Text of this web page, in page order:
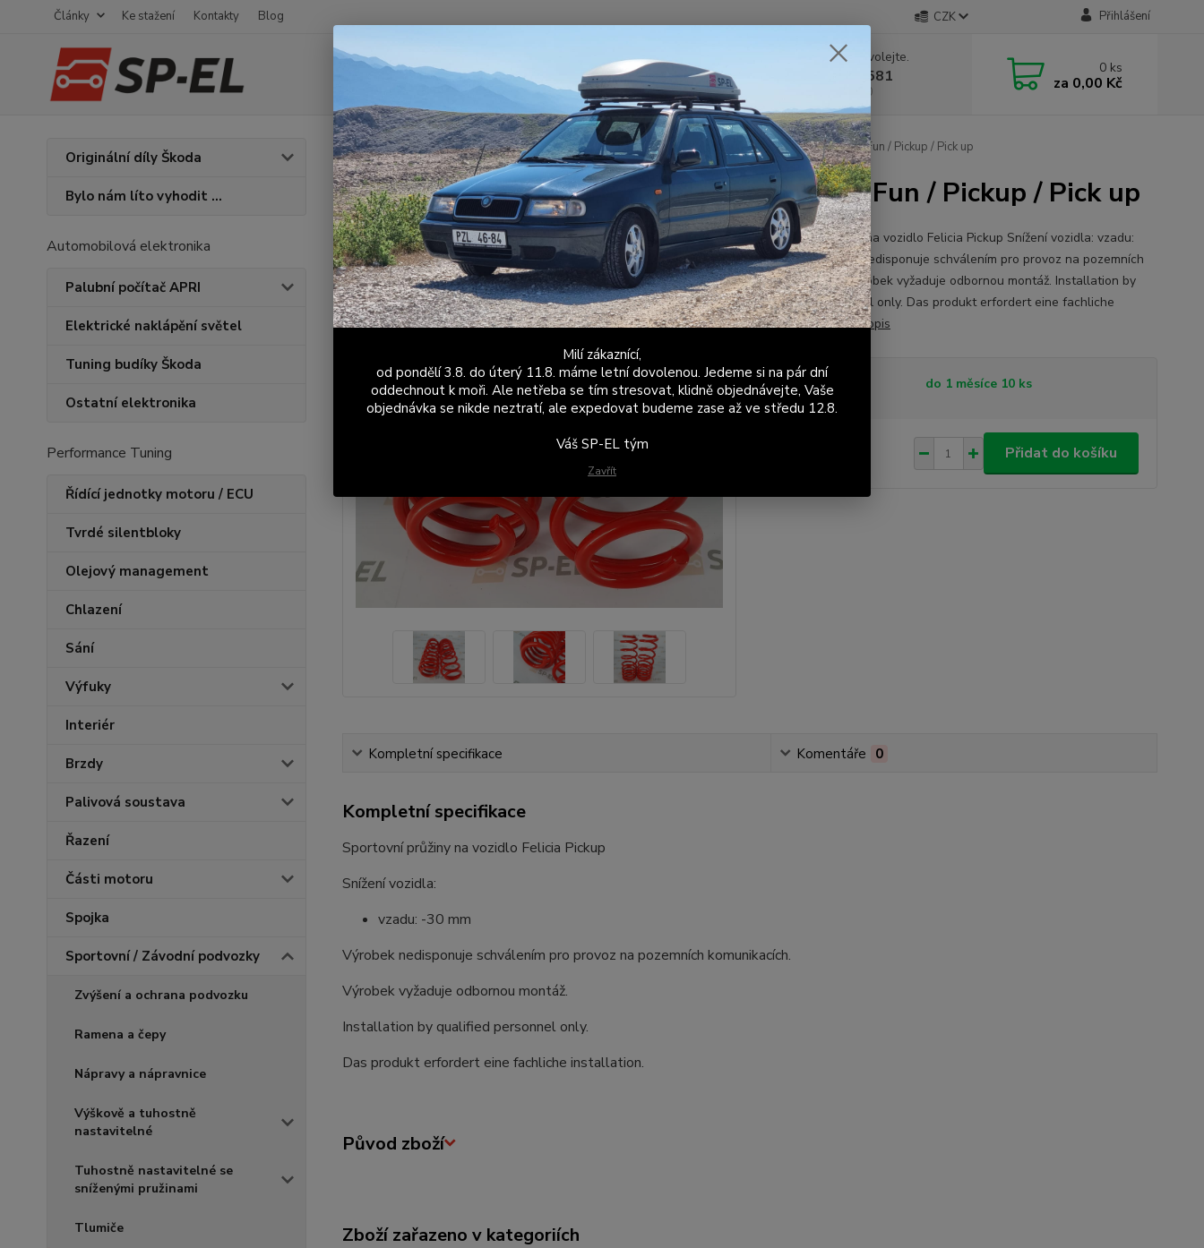
Články Ke stažení Kontakty Blog CZK Přihlášení
Hledat
Nevíte si rady? Zavolejte.
+420 603 411 581
Po - Pá 9:00 - 17:00
0 ks
za 0,00 Kč
Originální díly Škoda
Bylo nám líto vyhodit ...
Automobilová elektronika
Palubní počítač APRI
Elektrické naklápění světel
Tuning budíky Škoda
Ostatní elektronika
Performance Tuning
Řídící jednotky motoru / ECU
Tvrdé silentbloky
Olejový management
Chlazení
Sání
Výfuky
Interiér
Brzdy
Palivová soustava
Řazení
Části motoru
Spojka
Sportovní / Závodní podvozky
Zvýšení a ochrana podvozku
Ramena a čepy
Nápravy a nápravnice
Výškově a tuhostně
nastavitelné
Tuhostně nastavitelné se
sníženými pružinami
Tlumiče
Úvod Sportovní / Závodní podvozky Pružiny Sportovní pružiny - Zadní -30mm - Felicia Fun / Pickup / Pick up
Sportovní pružiny - Zadní -30mm - Felicia Fun / Pickup / Pick up
Sportovní průžiny na vozidlo Felicia Pickup Snížení vozidla: vzadu:
-30 mm Výrobek nedisponuje schválením pro provoz na pozemních
komunikacích. Výrobek vyžaduje odbornou montáž. Installation by
qualified personnel only. Das produkt erfordert eine fachliche
installation.celý popis
Dostupnost do 1 měsíce 10 ks
Přidat do košíku
Kompletní specifikace Komentáře 0
Kompletní specifikace
Sportovní průžiny na vozidlo Felicia Pickup
Snížení vozidla:
vzadu: -30 mm
Výrobek nedisponuje schválením pro provoz na pozemních komunikacích.
Výrobek vyžaduje odbornou montáž.
Installation by qualified personnel only.
Das produkt erfordert eine fachliche installation.
Původ zboží
Zboží zařazeno v kategoriích
Milí zákaznící,
od pondělí 3.8. do úterý 11.8. máme letní dovolenou. Jedeme si na pár dní
oddechnout k moři. Ale netřeba se tím stresovat, klidně objednávejte, Vaše
objednávka se nikde neztratí, ale expedovat budeme zase až ve středu 12.8.
Váš SP-EL tým
Zavřít